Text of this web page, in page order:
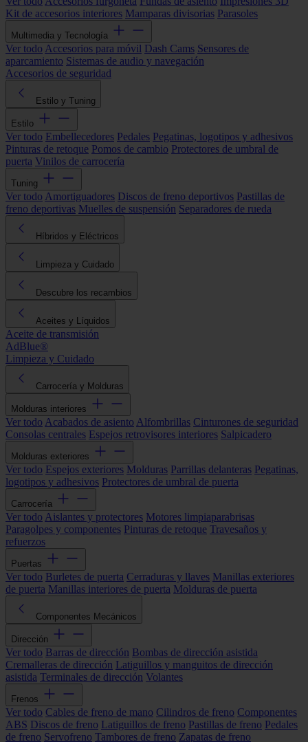
Kit de accesorios interiores Mamparas divisorias Parasoles
Multimedia y Tecnología
Ver todo Accesorios para móvil Dash Cams Sensores de
aparcamiento Sistemas de audio y navegación
Accesorios de seguridad
Estilo y Tuning
Estilo
Ver todo Embellecedores Pedales Pegatinas, logotipos y adhesivos
Pinturas de retoque Pomos de cambio Protectores de umbral de
puerta Vinilos de carrocería
Tuning
Ver todo Amortiguadores Discos de freno deportivos Pastillas de
freno deportivas Muelles de suspensión Separadores de rueda
Híbridos y Eléctricos
Limpieza y Cuidado
Descubre los recambios
Aceites y Líquidos
Aceite de transmisión
AdBlue®
Limpieza y Cuidado
Carrocería y Molduras
Molduras interiores
Ver todo Acabados de asiento Alfombrillas Cinturones de seguridad
Consolas centrales Espejos retrovisores interiores Salpicadero
Molduras exteriores
Ver todo Espejos exteriores Molduras Parrillas delanteras Pegatinas,
logotipos y adhesivos Protectores de umbral de puerta
Carrocería
Ver todo Aislantes y protectores Motores limpiaparabrisas
Paragolpes y componentes Pinturas de retoque Travesaños y
refuerzos
Puertas
Ver todo Burletes de puerta Cerraduras y llaves Manillas exteriores
de puerta Manillas interiores de puerta Molduras de puerta
Componentes Mecánicos
Dirección
Ver todo Barras de dirección Bombas de dirección asistida
Cremalleras de dirección Latiguillos y manguitos de dirección
asistida Terminales de dirección Volantes
Frenos
Ver todo Cables de freno de mano Cilindros de freno Componentes
ABS Discos de freno Latiguillos de freno Pastillas de freno Pedales
de freno Servofreno Tambores de freno Zapatas de freno